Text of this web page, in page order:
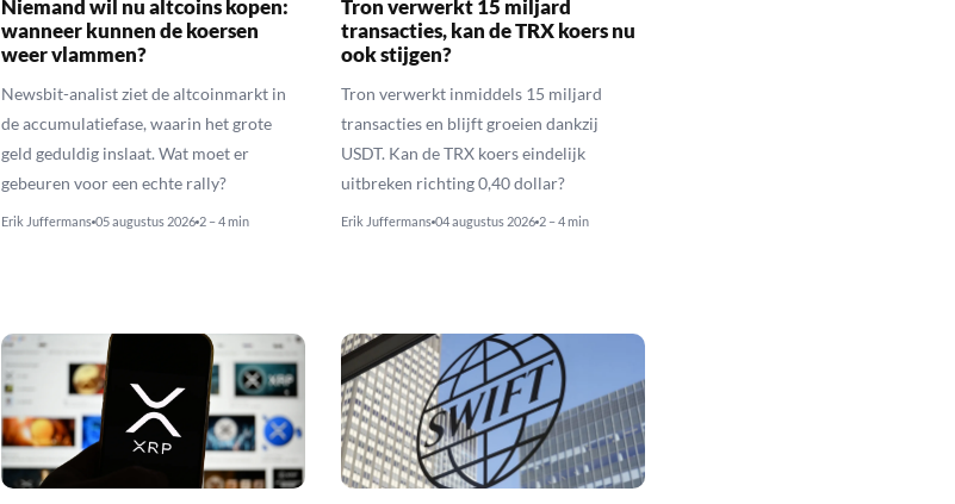
Niemand wil nu altcoins kopen:
wanneer kunnen de koersen
weer vlammen?
Newsbit-analist ziet de altcoinmarkt in
de accumulatiefase, waarin het grote
geld geduldig inslaat. Wat moet er
gebeuren voor een echte rally?
Erik Juffermans 05 augustus 2026 2 – 4 min
Tron verwerkt 15 miljard
transacties, kan de TRX koers nu
ook stijgen?
Tron verwerkt inmiddels 15 miljard
transacties en blijft groeien dankzij
USDT. Kan de TRX koers eindelijk
uitbreken richting 0,40 dollar?
Erik Juffermans 04 augustus 2026 2 – 4 min